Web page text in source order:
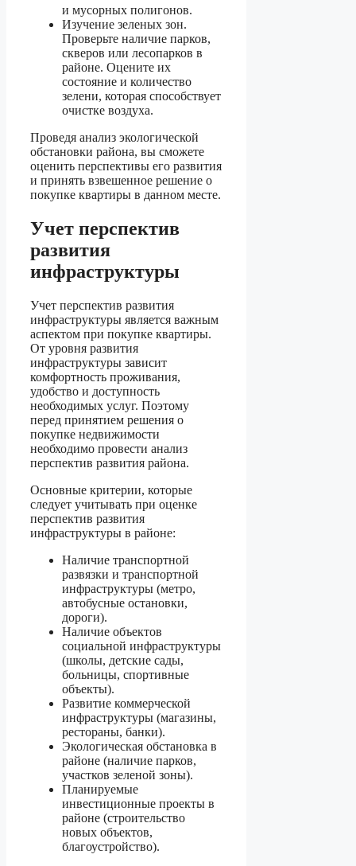
и мусорных полигонов.
Изучение зеленых зон.
Проверьте наличие парков,
скверов или лесопарков в
районе. Оцените их
состояние и количество
зелени, которая способствует
очистке воздуха.
Проведя анализ экологической
обстановки района, вы сможете
оценить перспективы его развития
и принять взвешенное решение о
покупке квартиры в данном месте.
Учет перспектив
развития
инфраструктуры
Учет перспектив развития
инфраструктуры является важным
аспектом при покупке квартиры.
От уровня развития
инфраструктуры зависит
комфортность проживания,
удобство и доступность
необходимых услуг. Поэтому
перед принятием решения о
покупке недвижимости
необходимо провести анализ
перспектив развития района.
Основные критерии, которые
следует учитывать при оценке
перспектив развития
инфраструктуры в районе:
Наличие транспортной
развязки и транспортной
инфраструктуры (метро,
автобусные остановки,
дороги).
Наличие объектов
социальной инфраструктуры
(школы, детские сады,
больницы, спортивные
объекты).
Развитие коммерческой
инфраструктуры (магазины,
рестораны, банки).
Экологическая обстановка в
районе (наличие парков,
участков зеленой зоны).
Планируемые
инвестиционные проекты в
районе (строительство
новых объектов,
благоустройство).